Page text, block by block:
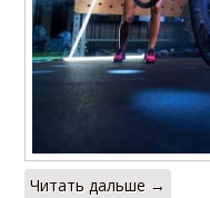
Читать дальше →